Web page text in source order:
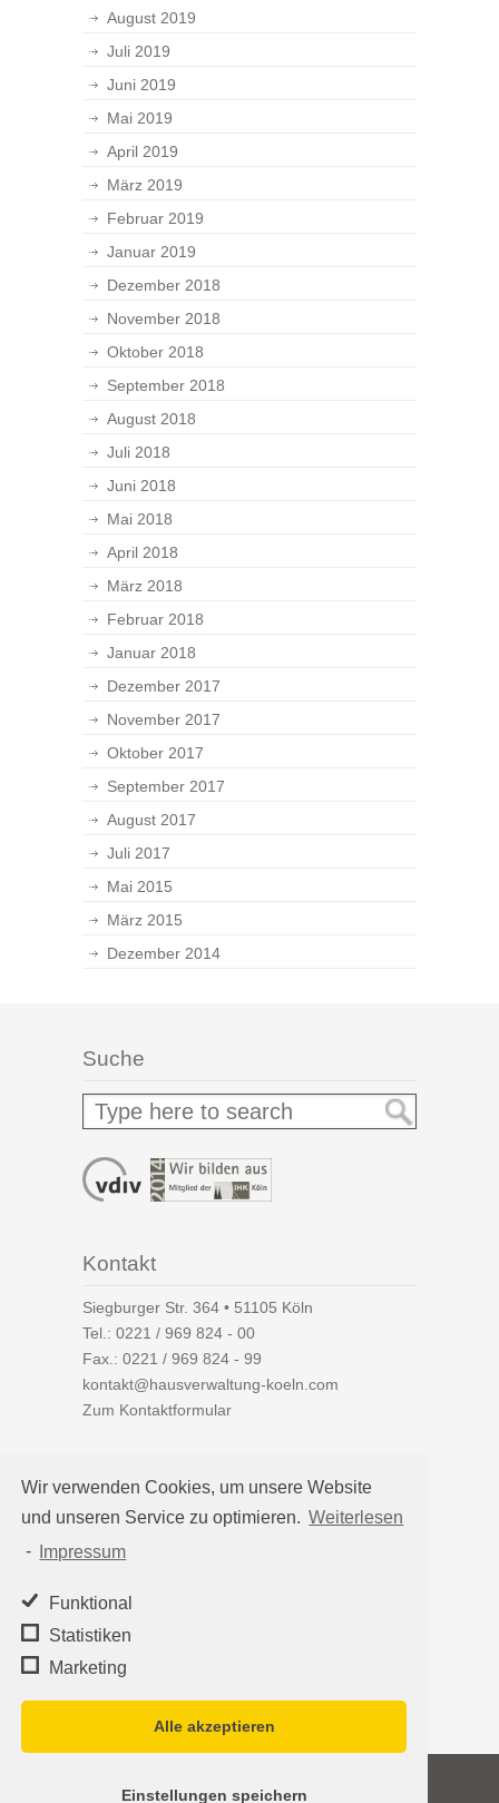
Wir verwenden Cookies, um unsere Website
und unseren Service zu optimieren. Weiterlesen
-
Impressum
Funktional
Statistiken
Marketing
Alle akzeptieren
Einstellungen speichern
August 2019
Juli 2019
Juni 2019
Mai 2019
April 2019
März 2019
Februar 2019
Januar 2019
Dezember 2018
November 2018
Oktober 2018
September 2018
August 2018
Juli 2018
Juni 2018
Mai 2018
April 2018
März 2018
Februar 2018
Januar 2018
Dezember 2017
November 2017
Oktober 2017
September 2017
August 2017
Juli 2017
Mai 2015
März 2015
Dezember 2014
Suche
Kontakt
Siegburger Str. 364 • 51105 Köln
Tel.: 0221 / 969 824 - 00
Fax.: 0221 / 969 824 - 99
kontakt@hausverwaltung-koeln.com
Zum Kontaktformular
Auf einen Blick
Hausverwaltung Köln
Immobilienverwaltung Köln
WEG-Verwaltung
Mietverwaltung
Team